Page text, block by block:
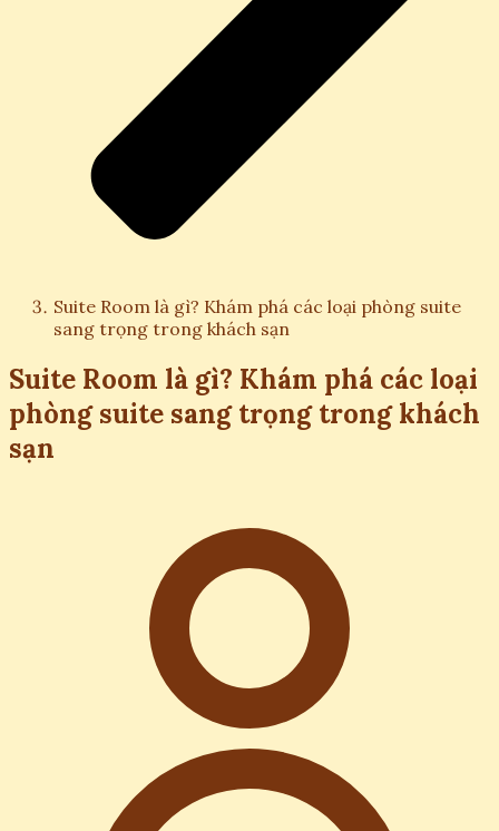
Suite Room là gì? Khám phá các loại phòng suite
sang trọng trong khách sạn
Suite Room là gì? Khám phá các loại
phòng suite sang trọng trong khách
sạn